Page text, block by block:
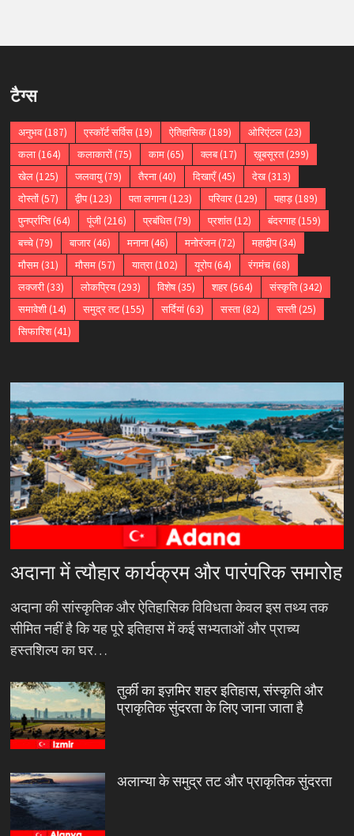
टैग्स
अनुभव(187) एस्कॉर्ट सर्विस(19) ऐतिहासिक(189) ओरिएंटल(23)
कला(164) कलाकारों(75) काम(65) क्लब(17) ख़ूबसूरत(299)
खेल(125) जलवायु(79) तैरना(40) दिखाएँ(45) देख(313)
दोस्तों(57) द्वीप(123) पता लगाना(123) परिवार(129) पहाड़(189)
पुनर्प्राप्ति(64) पूंजी(216) प्रबंधित(79) प्रशांत(12) बंदरगाह(159)
बच्चे(79) बाजार(46) मनाना(46) मनोरंजन(72) महाद्वीप(34)
मौसम(31) मौसम(57) यात्रा(102) यूरोप(64) रंगमंच(68)
लक्जरी(33) लोकप्रिय(293) विशेष(35) शहर(564) संस्कृति(342)
समावेशी(14) समुद्र तट(155) सर्दियां(63) सस्ता(82) सस्ती(25)
सिफारिश(41)
अदाना में त्यौहार कार्यक्रम और पारंपरिक समारोह
अदाना की सांस्कृतिक और ऐतिहासिक विविधता केवल इस तथ्य तक
सीमित नहीं है कि यह पूरे इतिहास में कई सभ्यताओं और प्राच्य
हस्तशिल्प का घर…
तुर्की का इज़मिर शहर इतिहास, संस्कृति और
प्राकृतिक सुंदरता के लिए जाना जाता है
अलान्या के समुद्र तट और प्राकृतिक सुंदरता